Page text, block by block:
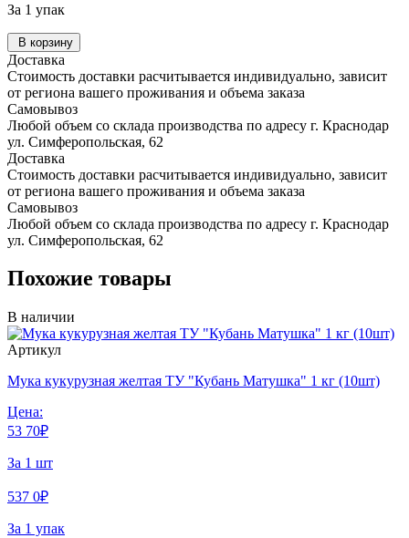
За 1 упак
В корзину
Доставка
Стоимость доставки расчитывается индивидуально, зависит
от региона вашего проживания и объема заказа
Самовывоз
Любой объем со склада производства по адресу г. Краснодар
ул. Симферопольская, 62
Доставка
Стоимость доставки расчитывается индивидуально, зависит
от региона вашего проживания и объема заказа
Самовывоз
Любой объем со склада производства по адресу г. Краснодар
ул. Симферопольская, 62
Похожие товары
В наличии
Артикул
Мука кукурузная желтая ТУ "Кубань Матушка" 1 кг (10шт)
Цена:
53 70₽
За 1 шт
537 0₽
За 1 упак